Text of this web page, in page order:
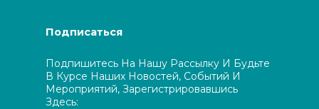
Подписаться
Подпишитесь На Нашу Рассылку И Будьте
В Курсе Наших Новостей, Событий И
Мероприятий, Зарегистрировавшись
Здесь: